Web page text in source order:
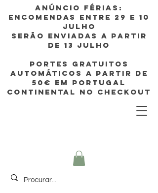
Anúncio FÉRIAS:
ENCOMENDAS ENTRE 29 e 10
JULHO
SERÃO enviadas A PARTIR
DE 13 JULHO
PORTES GRATUITOS
AUTOMÁTICOS A PARTIR de
50€ EM Portugal
continental no CHECKOUT